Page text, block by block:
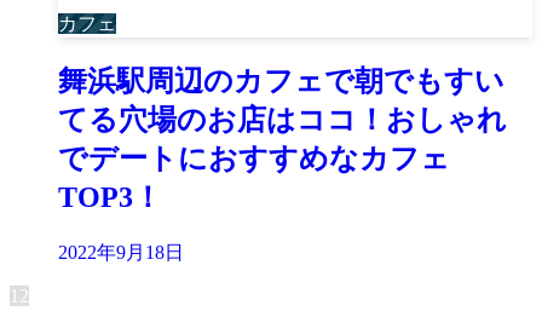
カフェ
舞浜駅周辺のカフェで朝でもすい
てる穴場のお店はココ！おしゃれ
でデートにおすすめなカフェ
TOP3！
2022年9月18日
1 2